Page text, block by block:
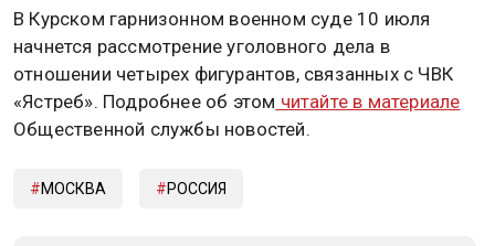
В Курском гарнизонном военном суде 10 июля
начнется рассмотрение уголовного дела в
отношении четырех фигурантов, связанных с ЧВК
«Ястреб». Подробнее об этом читайте в материале
Общественной службы новостей.
МОСКВА РОССИЯ